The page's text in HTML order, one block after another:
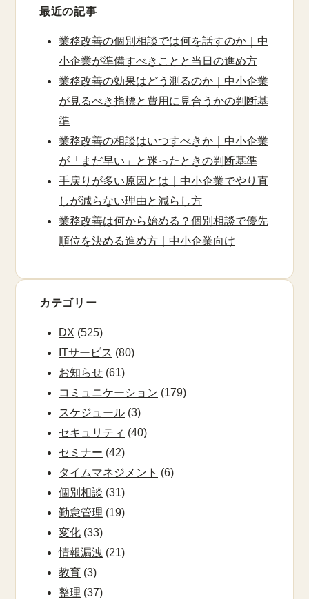
最近の記事
業務改善の個別相談では何を話すのか｜中
小企業が準備すべきことと当日の進め方
業務改善の効果はどう測るのか｜中小企業
が見るべき指標と費用に見合うかの判断基
準
業務改善の相談はいつすべきか｜中小企業
が「まだ早い」と迷ったときの判断基準
手戻りが多い原因とは｜中小企業でやり直
しが減らない理由と減らし方
業務改善は何から始める？個別相談で優先
順位を決める進め方｜中小企業向け
カテゴリー
DX (525)
ITサービス (80)
お知らせ (61)
コミュニケーション (179)
スケジュール (3)
セキュリティ (40)
セミナー (42)
タイムマネジメント (6)
個別相談 (31)
勤怠管理 (19)
変化 (33)
情報漏洩 (21)
教育 (3)
整理 (37)